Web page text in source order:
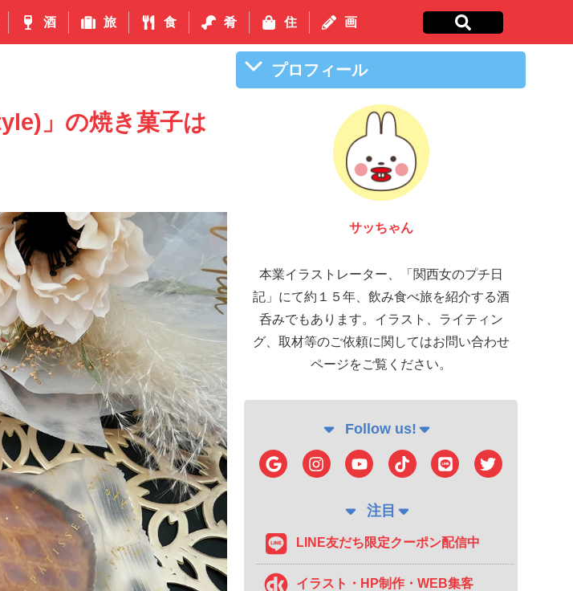
酒 旅 食 肴 住 画
」の焼き菓子は
プロフィール
サッちゃん
本業イラストレーター、「関西女のプチ日
記」にて約１５年、飲み食べ旅を紹介する酒
呑みでもあります。イラスト、ライティン
グ、取材等のご依頼に関してはお問い合わせ
ページをご覧ください。
Follow us!
注目
LINE友だち限定クーポン配信中
イラスト・HP制作・WEB集客